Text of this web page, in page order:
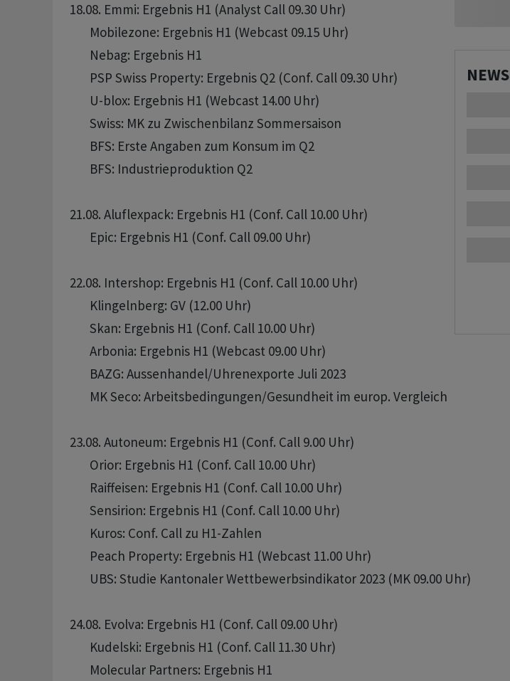
18.08. Emmi: Ergebnis H1 (Analyst Call 09.30 Uhr)
       Mobilezone: Ergebnis H1 (Webcast 09.15 Uhr)
       Nebag: Ergebnis H1
       PSP Swiss Property: Ergebnis Q2 (Conf. Call 09.30 Uhr)
       U-blox: Ergebnis H1 (Webcast 14.00 Uhr)
       Swiss: MK zu Zwischenbilanz Sommersaison
       BFS: Erste Angaben zum Konsum im Q2
       BFS: Industrieproduktion Q2
21.08. Aluflexpack: Ergebnis H1 (Conf. Call 10.00 Uhr)
       Epic: Ergebnis H1 (Conf. Call 09.00 Uhr)
22.08. Intershop: Ergebnis H1 (Conf. Call 10.00 Uhr)
       Klingelnberg: GV (12.00 Uhr)
       Skan: Ergebnis H1 (Conf. Call 10.00 Uhr)
       Arbonia: Ergebnis H1 (Webcast 09.00 Uhr)
       BAZG: Aussenhandel/Uhrenexporte Juli 2023
       MK Seco: Arbeitsbedingungen/Gesundheit im europ. Vergleich
23.08. Autoneum: Ergebnis H1 (Conf. Call 9.00 Uhr)
       Orior: Ergebnis H1 (Conf. Call 10.00 Uhr)
       Raiffeisen: Ergebnis H1 (Conf. Call 10.00 Uhr)
       Sensirion: Ergebnis H1 (Conf. Call 10.00 Uhr)
       Kuros: Conf. Call zu H1-Zahlen
       Peach Property: Ergebnis H1 (Webcast 11.00 Uhr)
       UBS: Studie Kantonaler Wettbewerbsindikator 2023 (MK 09.00 Uhr)
24.08. Evolva: Ergebnis H1 (Conf. Call 09.00 Uhr)
       Kudelski: Ergebnis H1 (Conf. Call 11.30 Uhr)
       Molecular Partners: Ergebnis H1
NEWS